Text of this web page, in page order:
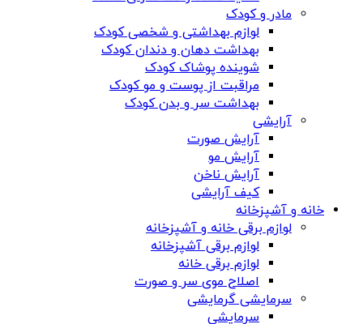
مادر و کودک
لوازم بهداشتی و شخصی کودک
بهداشت دهان و دندان کودک
شوینده پوشاک کودک
مراقبت از پوست و مو کودک
بهداشت سر و بدن کودک
آرایشی
آرایش صورت
آرایش مو
آرایش ناخن
کیف آرایشی
خانه و آشپزخانه
لوازم برقی خانه و آشپزخانه
لوازم برقی آشپزخانه
لوازم برقی خانه
اصلاح موی سر و صورت
سرمایشی گرمایشی
سرمایشی